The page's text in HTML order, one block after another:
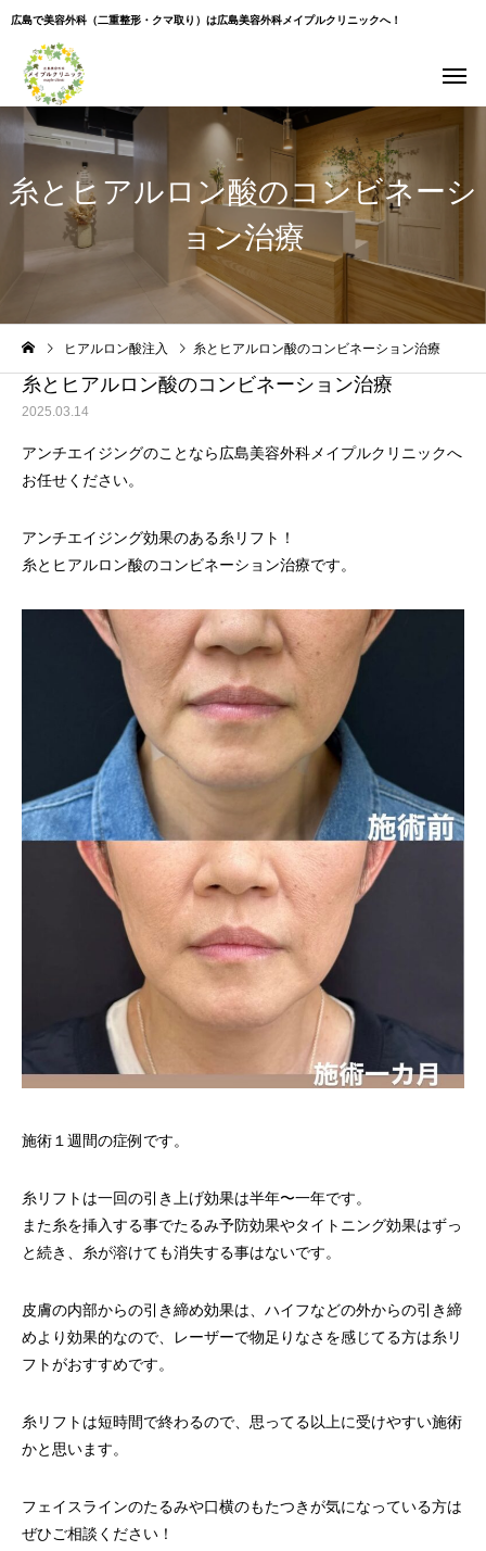
広島で美容外科（二重整形・クマ取り）は広島美容外科メイプルクリニックへ！
糸とヒアルロン酸のコンビネーシ
ョン治療
Warning
: Undefined variable $use_overlay in
content/themes/cure_tcd082/single.phpon line35
ヒアルロン酸注入 糸とヒアルロン酸のコンビネーション治療
糸とヒアルロン酸のコンビネーション治療
2025.03.14
アンチエイジングのことなら広島美容外科メイプルクリニックへ
お任せください。
アンチエイジング効果のある糸リフト！
糸とヒアルロン酸のコンビネーション治療です。
施術１週間の症例です。
糸リフトは一回の引き上げ効果は半年〜一年です。
また糸を挿入する事でたるみ予防効果やタイトニング効果はずっ
と続き、糸が溶けても消失する事はないです。
皮膚の内部からの引き締め効果は、ハイフなどの外からの引き締
めより効果的なので、レーザーで物足りなさを感じてる方は糸リ
フトがおすすめです。
糸リフトは短時間で終わるので、思ってる以上に受けやすい施術
かと思います。
フェイスラインのたるみや口横のもたつきが気になっている方は
ぜひご相談ください！